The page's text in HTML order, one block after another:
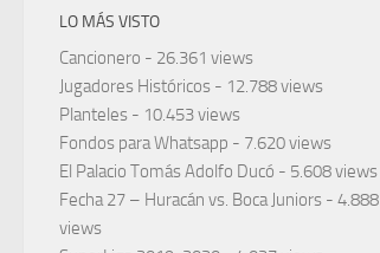
LO MÁS VISTO
Cancionero - 26.361 views
Jugadores Históricos - 12.788 views
Planteles - 10.453 views
Fondos para Whatsapp - 7.620 views
El Palacio Tomás Adolfo Ducó - 5.608 views
Fecha 27 – Huracán vs. Boca Juniors - 4.888
views